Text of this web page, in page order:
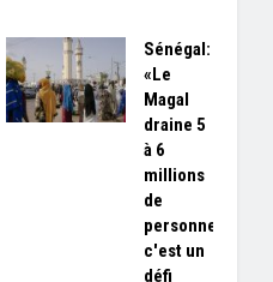
Sénégal:
«Le
Magal
draine 5
à 6
millions
de
personnes,
c'est un
défi